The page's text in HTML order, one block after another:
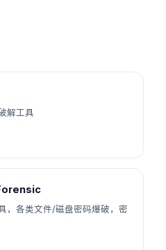
解工具
，各类文件/磁盘密码爆破，密